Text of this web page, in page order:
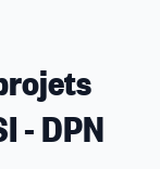
- DPN